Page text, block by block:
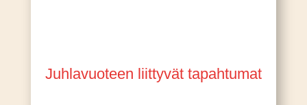
Juhlavuoteen liittyvät tapahtumat